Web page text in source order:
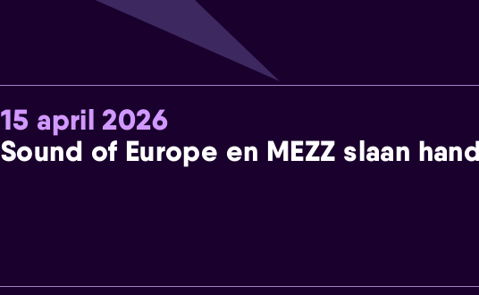
15 april 2026
Sound of Europe en MEZZ slaan